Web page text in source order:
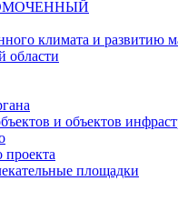
климата и развитию
области
и объектов
площадки